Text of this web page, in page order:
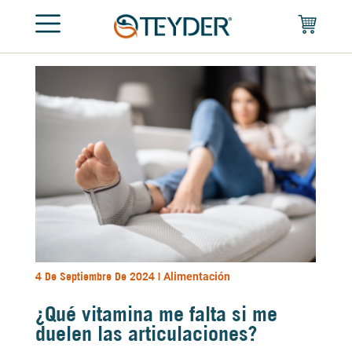
4 De Septiembre De 2024 | Alimentación
¿Qué vitamina me falta si me
duelen las articulaciones?